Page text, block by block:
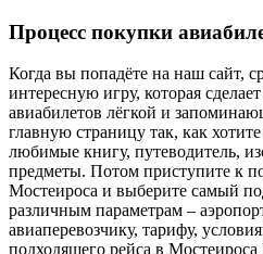
Процесс покупки
Когда вы попадёте на наш сайт,
интересную игру, которая
авиабилетов лёгкой и
главную страницу так, как
любимые книгу, путеводитель,
предметы. Потом приступите к
Мостеироса и выберите самый
различным параметрам –
авиаперевозчику, тарифу,
подходящего рейса в